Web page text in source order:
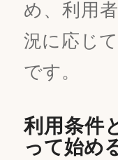
め、利用
況に応じ
です。
利用条件
って始め